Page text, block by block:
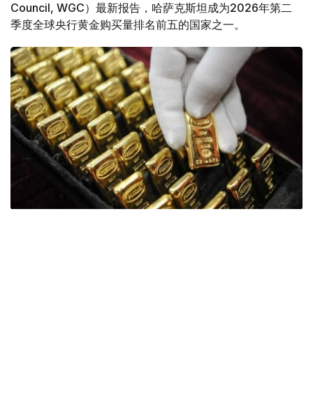
Council, WGC）最新报告，哈萨克斯坦成为2026年第二
季度全球央行黄金购买量排名前五的国家之一。